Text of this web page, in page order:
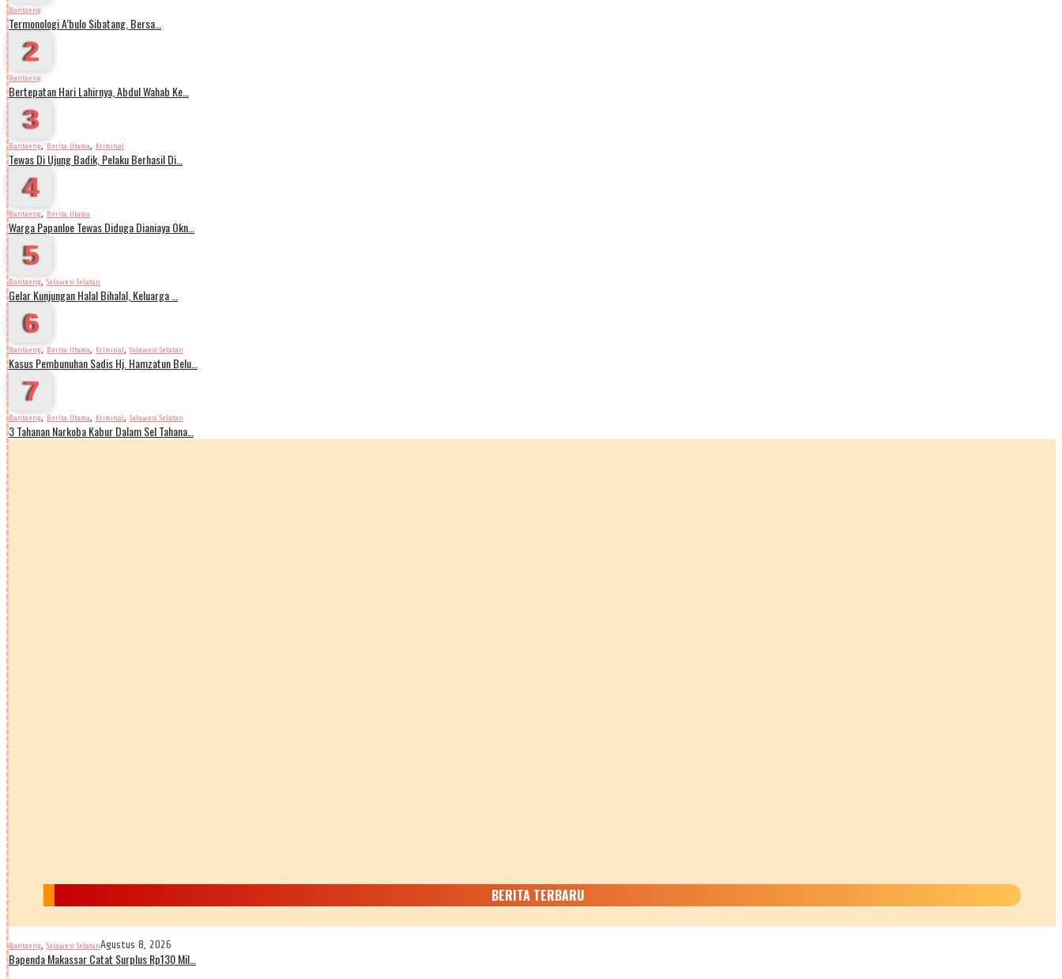
Bantaeng
Termonologi A’bulo Sibatang, Bersa…
2
Bantaeng
Bertepatan Hari Lahirnya, Abdul Wahab Ke…
3
Bantaeng, Berita Utama, Kriminal
Tewas Di Ujung Badik, Pelaku Berhasil Di…
4
Bantaeng, Berita Utama
Warga Papanloe Tewas Diduga Dianiaya Okn…
5
Bantaeng, Sulawesi Selatan
Gelar Kunjungan Halal Bihalal, Keluarga …
6
Bantaeng, Berita Utama, Kriminal, Sulawesi Selatan
Kasus Pembunuhan Sadis Hj. Hamzatun Belu…
7
Bantaeng, Berita Utama, Kriminal, Sulawesi Selatan
3 Tahanan Narkoba Kabur Dalam Sel Tahana…
BERITA TERBARU
Bantaeng, Sulawesi SelatanAgustus 8, 2026
Bapenda Makassar Catat Surplus Rp130 Mil…